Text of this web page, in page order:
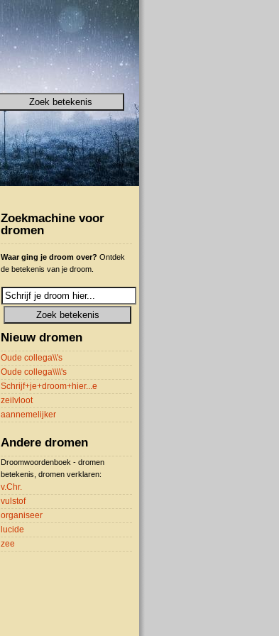
Zoekmachine voor
dromen
Waar ging je droom over? Ontdek
de betekenis van je droom.
Nieuw dromen
Oude collega\\'s
Oude collega\\\\'s
Schrijf+je+droom+hier...e
zeilvloot
aannemelijker
Andere dromen
Droomwoordenboek - dromen
betekenis, dromen verklaren:
v.Chr.
vulstof
organiseer
lucide
zee